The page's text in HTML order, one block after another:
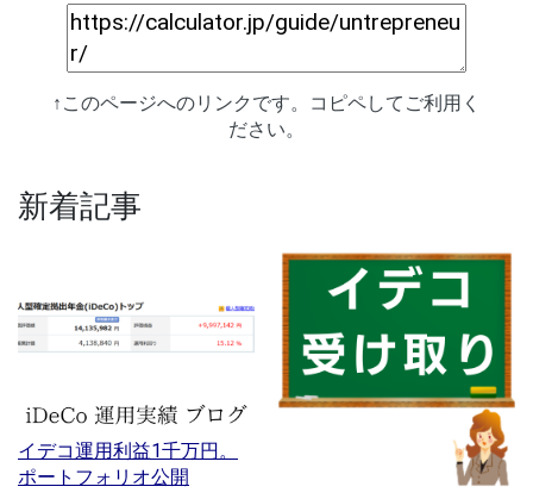
↑このページへのリンクです。コピペしてご利用く
ださい。
新着記事
イデコ運用利益1千万円。
ポートフォリオ公開